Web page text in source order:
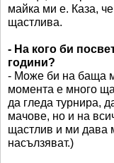
майка ми е. Каза,
щастлива.
- На кого би
години?
- Може би на баща
момента е много
да гледа турнира,
мачове, но и на
щастлив и ми дава
насълзяват.)